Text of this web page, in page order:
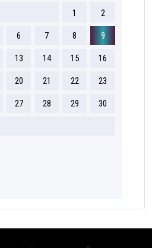
1 2
6 7 8 9
13 14 15 16
20 21 22 23
27 28 29 30